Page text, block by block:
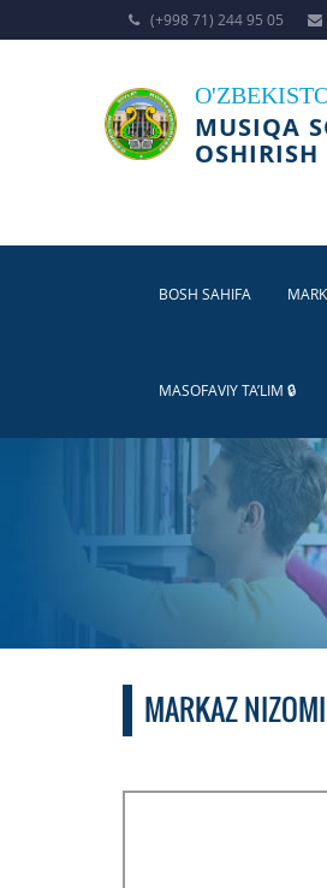
(+998 71) 244 95 05
MUSIQA
BOSH SAHIFA
MASOFAVIY TA’LIM 🔒
MARKAZ NIZOMI